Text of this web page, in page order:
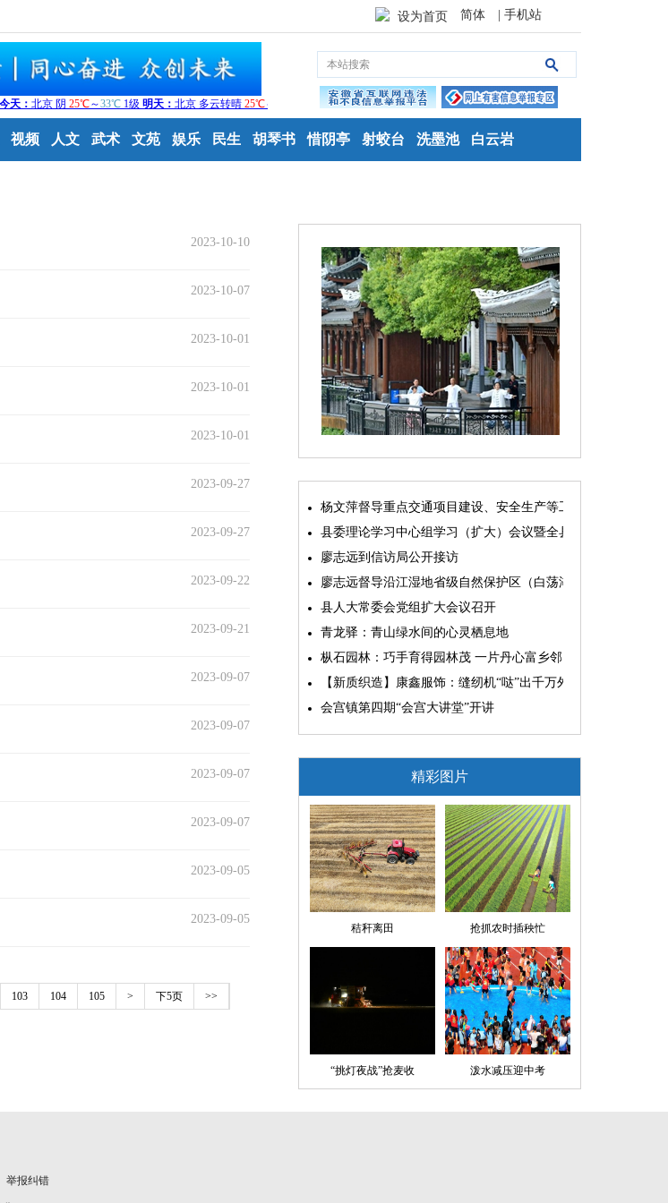
设为首页 简体 | 手机站
视频 人文 武术 文苑 娱乐 民生 胡琴书 惜阴亭 射蛟台 洗墨池 白云岩
2023-10-10
2023-10-07
2023-10-01
2023-10-01
2023-10-01
2023-09-27
2023-09-27
2023-09-22
2023-09-21
2023-09-07
2023-09-07
2023-09-07
2023-09-07
2023-09-05
2023-09-05
103 104 105 > 下5页 >>
杨文萍督导重点交通项目建设、安全生产等工作
县委理论学习中心组学习（扩大）会议暨全县“两为”能力素质
廖志远到信访局公开接访
廖志远督导沿江湿地省级自然保护区（白荡湖片区）问题整改
县人大常委会党组扩大会议召开
青龙驿：青山绿水间的心灵栖息地
枞石园林：巧手育得园林茂 一片丹心富乡邻
【新质织造】康鑫服饰：缝纫机“哒”出千万外贸大生意
会宫镇第四期“会宫大讲堂”开讲
精彩图片
秸秆离田 抢抓农时插秧忙
“挑灯夜战”抢麦收 泼水减压迎中考
举报纠错